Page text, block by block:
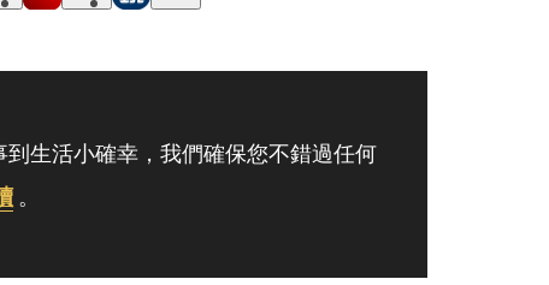
生活小確幸，我們確保您不錯過任何
。